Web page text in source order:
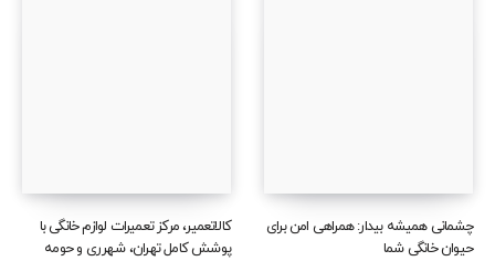
چشمانی همیشه بیدار: همراهی امن برای
حیوان خانگی شما
کالاتعمیر، مرکز تعمیرات لوازم خانگی با
پوشش کامل تهران، شهرری و حومه